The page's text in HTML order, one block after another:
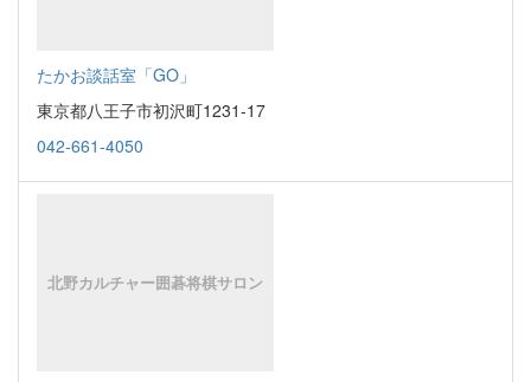
たかお談話室「GO」
東京都八王子市初沢町1231-17
042-661-4050